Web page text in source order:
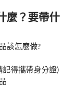
麼？要帶什
該怎麼做?
得攜帶身分證)